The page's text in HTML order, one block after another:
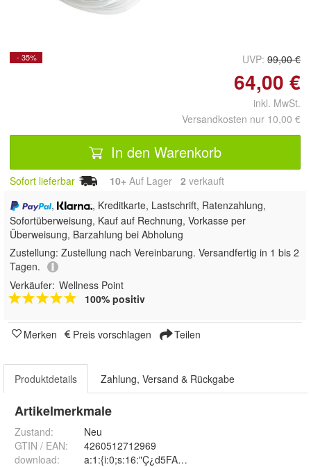
- 35% UVP: 99,00 €
64,00 €
inkl. MwSt.
Versandkosten nur 10,00 €
In den Warenkorb
Sofort lieferbar 10+ Auf Lager 2 verkauft
,
, Kreditkarte, Lastschrift, Ratenzahlung,
Sofortüberweisung, Kauf auf Rechnung, Vorkasse per
Überweisung, Barzahlung bei Abholung
Zustellung: Zustellung nach Vereinbarung. Versandfertig in 1 bis 2
Tagen.
Verkäufer: Wellness Point
100% positiv
Merken Preis vorschlagen Teilen
Produktdetails Zahlung, Versand & Rückgabe
Artikelmerkmale
Zustand:
Neu
GTIN / EAN:
4260512712969
download: a:1:{i:0;s:16:"Ç¿d5FAå´?RTRï¿½";}